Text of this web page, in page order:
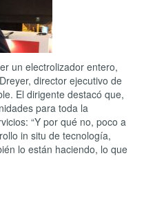
un electrolizador entero,
director ejecutivo de
El dirigente destacó que,
para toda la
“Y por qué no, poco a
in situ de tecnología,
lo están haciendo, lo que